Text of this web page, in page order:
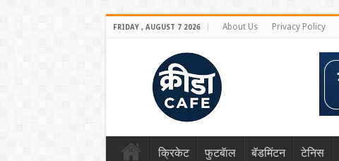
FRIDAY , AUGUST 7 2026 About Us Privacy Policy
क्रिकेट फुटबॅाल बॅडमिंटन टेनिस